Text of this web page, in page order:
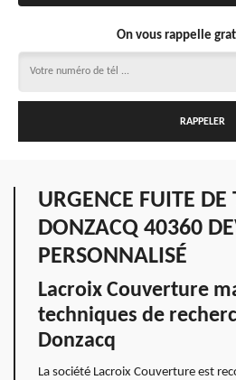
On vous rappelle
URGENCE FUITE DE
DONZACQ 40360
PERSONNALISÉ
Lacroix Couverture
techniques de
Donzacq
La société Lacroix Couverture est